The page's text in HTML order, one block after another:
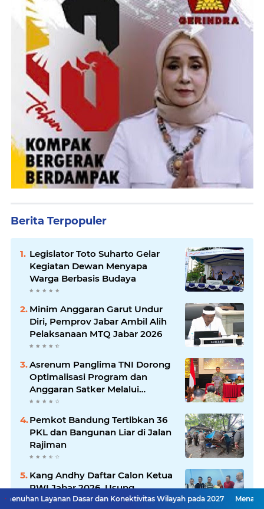
Berita Terpopuler
Legislator Toto Suharto Gelar
Kegiatan Dewan Menyapa
Warga Berbasis Budaya
Minim Anggaran Garut Undur
Diri, Pemprov Jabar Ambil Alih
Pelaksanaan MTQ Jabar 2026
Asrenum Panglima TNI Dorong
Optimalisasi Program dan
Anggaran Satker Melalui
Evaluasi Kinerja
Pemkot Bandung Tertibkan 36
PKL dan Bangunan Liar di Jalan
Rajiman
Kang Andhy Daftar Calon Ketua
PWI Jabar 2026, Usung
Program Kesejahteraan
Dasar dan Konektivitas Wilayah pada 2027 Menaker: ASN